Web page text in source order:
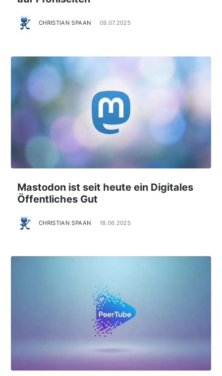
CHRISTIAN SPAAN 09.07.2025
Mastodon ist seit heute ein Digitales
Öffentliches Gut
CHRISTIAN SPAAN 18.06.2025